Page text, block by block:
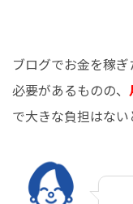
ブログでお金を稼
必要があるものの、
で大きな負担はない